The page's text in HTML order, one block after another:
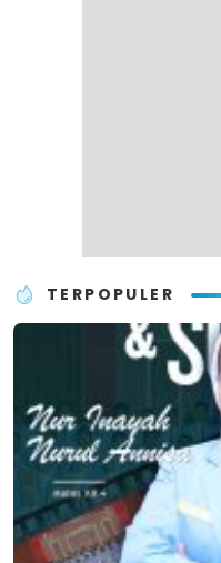
TERPOPULER